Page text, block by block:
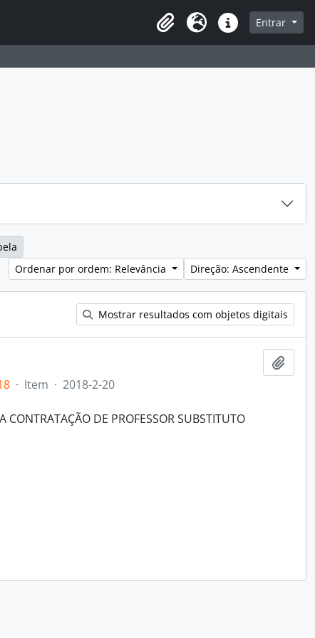
na página de navegação
Idioma Ligações rápidas
Entrar
Ordenar por ordem: Relevância
Direção: Ascendente
Mostrar resultados com objetos digitais
· Item · 2018-2-20
CONTRATAÇÃO DE PROFESSOR SUBSTITUTO